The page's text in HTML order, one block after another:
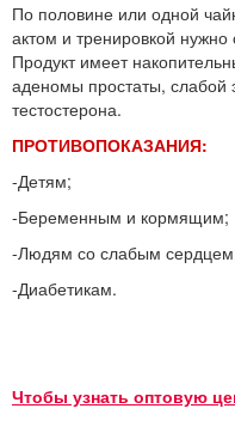
По половине или одной
актом и тренировкой нужно
Продукт имеет
аденомы простаты, слабой
тестостерона.
ПРОТИВОПОКАЗАНИЯ:
-Детям;
-Беременным и кормящим;
-Людям со слабым
-Диабетикам.
Чтобы узнать оптовую